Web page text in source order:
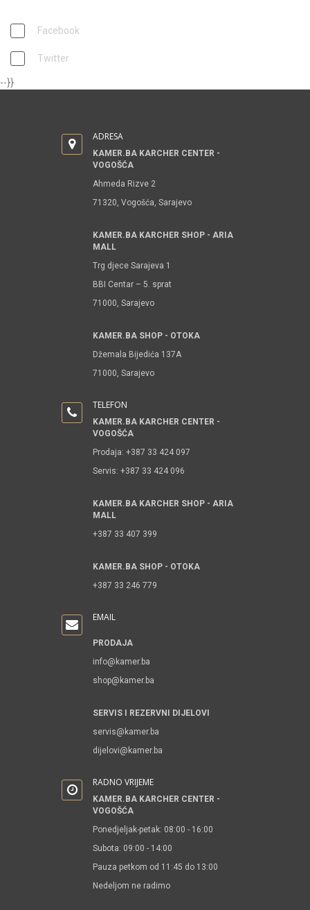
Facebook
Twitter
--}}
ADRESA
KAMER.BA KARCHER CENTER -
VOGOŠĆA
Ahmeda Rizve 2
71320, Vogošća, Sarajevo
KAMER.BA KARCHER SHOP - ARIA
MALL
Trg djece Sarajeva 1
BBI Centar – 5. sprat
71000, Sarajevo
KAMER.BA SHOP - OTOKA
Džemala Bijedića 137A
71000, Sarajevo
TELEFON
KAMER.BA KARCHER CENTER -
VOGOŠĆA
Prodaja: +387 33 424 097
Servis: +387 33 424 096
KAMER.BA KARCHER SHOP - ARIA
MALL
+387 33 407 399
KAMER.BA SHOP - OTOKA
+387 33 246 779
EMAIL
PRODAJA
info@kamer.ba
shop@kamer.ba
SERVIS I REZERVNI DIJELOVI
servis@kamer.ba
dijelovi@kamer.ba
RADNO VRIJEME
KAMER.BA KARCHER CENTER -
VOGOŠĆA
Ponedjeljak-petak: 08:00 - 16:00
Subota: 09:00 - 14:00
Pauza petkom od 11:45 do 13:00
Nedeljom ne radimo